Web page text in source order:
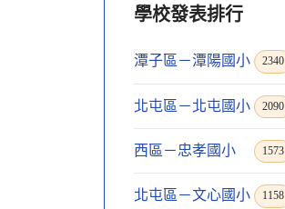
學校發表排行
潭子區－潭陽國小 2340
北屯區－北屯國小 2090
西區－忠孝國小 1573
北屯區－文心國小 1158